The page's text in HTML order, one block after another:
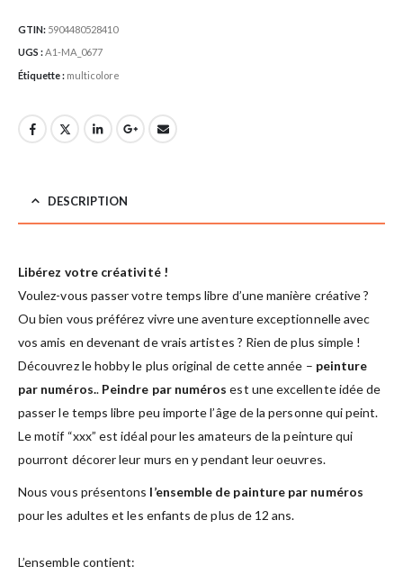
GTIN: 5904480528410
UGS :A1-MA_0677
Étiquette : multicolore
DESCRIPTION
Libérez votre créativité !
Voulez-vous passer votre temps libre d’une manière créative ?
Ou bien vous préférez vivre une aventure exceptionnelle avec
vos amis en devenant de vrais artistes ? Rien de plus simple !
Découvrez le hobby le plus original de cette année – peinture
par numéros.. Peindre par numéros est une excellente idée de
passer le temps libre peu importe l’âge de la personne qui peint.
Le motif “xxx” est idéal pour les amateurs de la peinture qui
pourront décorer leur murs en y pendant leur oeuvres.
Nous vous présentons l’ensemble de painture par numéros
pour les adultes et les enfants de plus de 12 ans.
L’ensemble contient: